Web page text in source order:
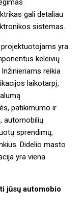
gali detaliau
sistemas.
yra
keleivių
reikia
laikotarpį,
patikimumo ir
automobilių
sprendimų,
Didelio masto
yra viena
jūsų automobio